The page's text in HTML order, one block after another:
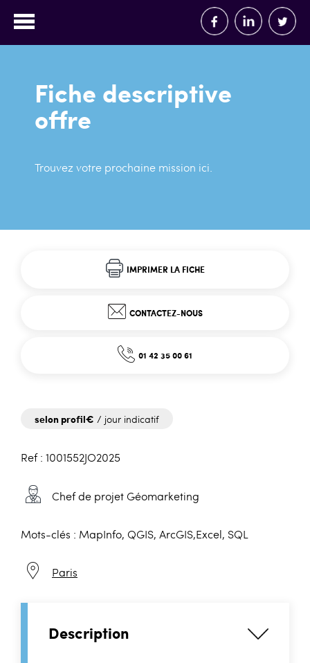
Fiche descriptive
offre
Trouvez votre prochaine mission ici.
IMPRIMER LA FICHE
CONTACTEZ-NOUS
01 42 35 00 61
selon profil€ / jour indicatif
Ref : 1001552JO2025
Chef de projet Géomarketing
Mots-clés : MapInfo, QGIS, ArcGIS,Excel, SQL
Paris
Description